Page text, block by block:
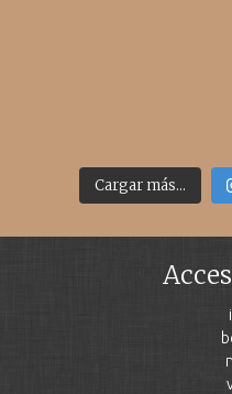
Cargar más...